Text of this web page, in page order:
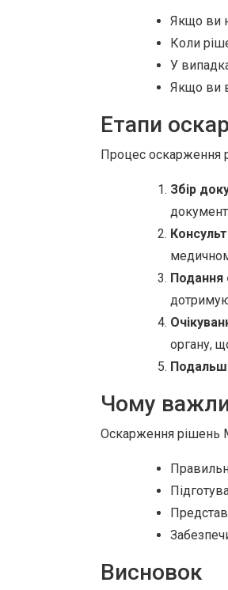
Якщо ви
Коли
У
Якщо ви
Етапи
Процес оскарження
Збір
Подання
органу,
Подальші
Чому
Оскарження рішень
Висновок